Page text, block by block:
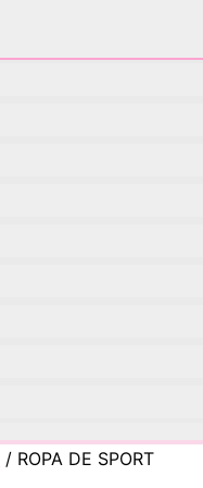
/ ROPA DE SPORT